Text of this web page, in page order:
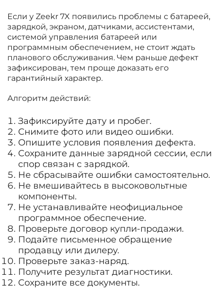
Если у Zeekr 7X появились проблемы с батареей,
зарядкой, экраном, датчиками, ассистентами,
системой управления батареей или
программным обеспечением, не стоит ждать
планового обслуживания. Чем раньше дефект
зафиксирован, тем проще доказать его
гарантийный характер.
Алгоритм действий:
Зафиксируйте дату и пробег.
Снимите фото или видео ошибки.
Опишите условия появления дефекта.
Сохраните данные зарядной сессии, если
спор связан с зарядкой.
Не сбрасывайте ошибки самостоятельно.
Не вмешивайтесь в высоковольтные
компоненты.
Не устанавливайте неофициальное
программное обеспечение.
Проверьте договор купли-продажи.
Подайте письменное обращение
продавцу или дилеру.
Проверьте заказ-наряд.
Получите результат диагностики.
Сохраните все документы.